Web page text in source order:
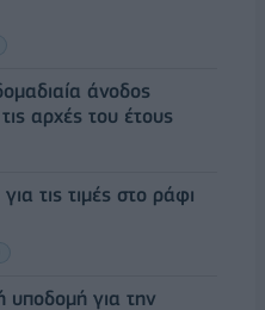
άνοδος
αρχές του έτους
τις τιμές στο ράφι
για την